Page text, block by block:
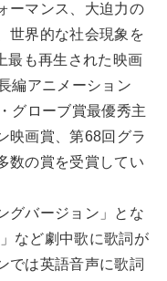
ーマンス、大迫力の
世界的な社会現象を
最も再生された映画
編アニメーション
グローブ賞最優秀主
映画賞、第68回グラ
数の賞を受賞してい
グバージョン」とな
など劇中歌に歌詞が
では英語音声に歌詞